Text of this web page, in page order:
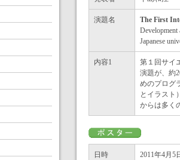
演題名
The First
Development
Japanese
内容1
第１回サイ
演題が、約
めのプログ
とイラスト
からは多く
日時 2011年4月5